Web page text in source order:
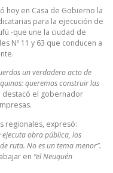
hoy en Casa de Gobierno la
para la ejecución de
-que une la ciudad de
Nº 11 y 63 que conducen a
un verdadero acto de
queremos construir las
destacó el gobernador
regionales, expresó:
ejecuta obra pública, los
ruta. No es un tema menor”.
en “el Neuquén